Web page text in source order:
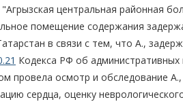
центральная районная
помещение содержания
в связи с тем, что А.,
Кодекса РФ об административных
провела осмотр и обследование
сердца, оценку